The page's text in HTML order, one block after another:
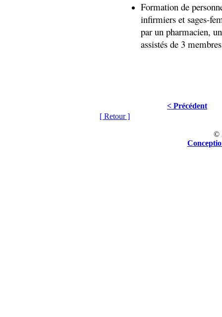
Formation de
infirmiers et sages-
par un pharmacien,
assistés de 3
< Précédent
[ Retour ]
©